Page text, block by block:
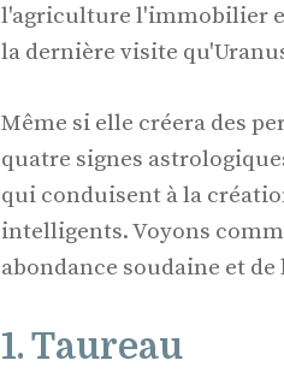
l'agriculture l'immobilier
la dernière visite
Même si elle créera des
quatre signes
qui conduisent à la
intelligents. Voyons
abondance soudaine et
1. Taureau